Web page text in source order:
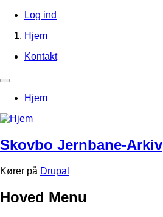
hovedindhold
Brugerkontomenu
Log ind
Brødkrumme
Hjem
Kontakt
Primær
navigation
Hjem
Skovbo Jernbane-Arkiv
Kører på Drupal
Hoved Menu